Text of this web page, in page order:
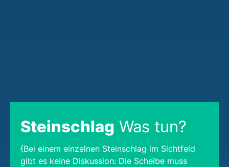
Steinschlag Was tun?
{Bei einem einzelnen Steinschlag im Sichtfeld
gibt es keine Diskussion: Die Scheibe muss